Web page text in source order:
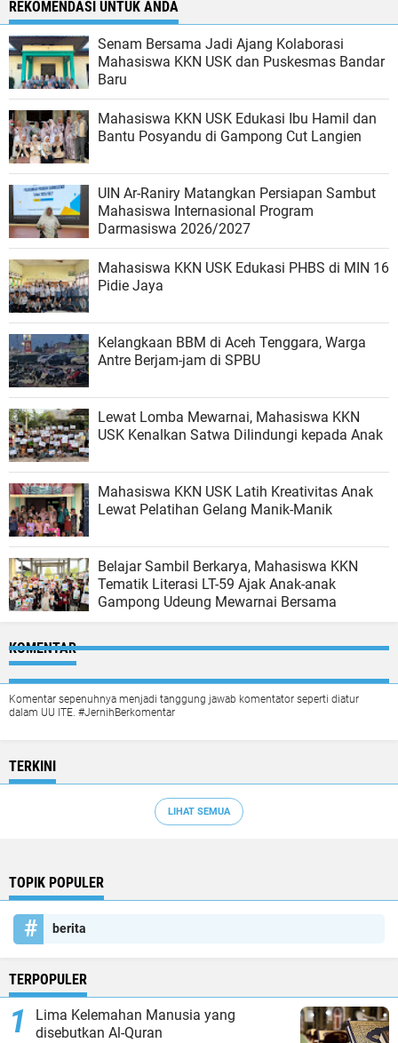
REKOMENDASI UNTUK ANDA
Senam Bersama Jadi Ajang Kolaborasi
Mahasiswa KKN USK dan Puskesmas Bandar
Baru
Mahasiswa KKN USK Edukasi Ibu Hamil dan
Bantu Posyandu di Gampong Cut Langien
UIN Ar-Raniry Matangkan Persiapan Sambut
Mahasiswa Internasional Program
Darmasiswa 2026/2027
Mahasiswa KKN USK Edukasi PHBS di MIN 16
Pidie Jaya
Kelangkaan BBM di Aceh Tenggara, Warga
Antre Berjam-jam di SPBU
Lewat Lomba Mewarnai, Mahasiswa KKN
USK Kenalkan Satwa Dilindungi kepada Anak
Mahasiswa KKN USK Latih Kreativitas Anak
Lewat Pelatihan Gelang Manik-Manik
Belajar Sambil Berkarya, Mahasiswa KKN
Tematik Literasi LT-59 Ajak Anak-anak
Gampong Udeung Mewarnai Bersama
KOMENTAR
Komentar sepenuhnya menjadi tanggung jawab komentator seperti diatur
dalam UU ITE. #JernihBerkomentar
TERKINI
LIHAT SEMUA
TOPIK POPULER
berita
TERPOPULER
Lima Kelemahan Manusia yang
disebutkan Al-Quran